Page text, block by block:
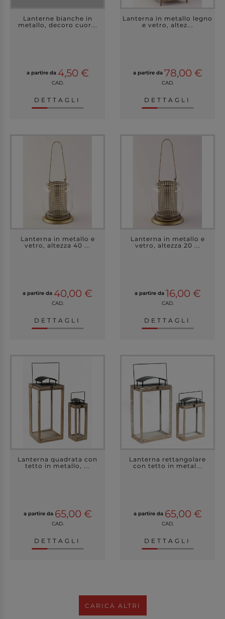
Lanterne bianche in
metallo, decoro cuor...
a partire da 4,50 €
CAD.
DETTAGLI
Lanterna in metallo legno
e vetro, altez...
a partire da 78,00 €
CAD.
DETTAGLI
Lanterna in metallo e
vetro, altezza 40 ...
a partire da 40,00 €
CAD.
DETTAGLI
Lanterna in metallo e
vetro, altezza 20 ...
a partire da 16,00 €
CAD.
DETTAGLI
Lanterna quadrata con
tetto in metallo, ...
a partire da 65,00 €
CAD.
DETTAGLI
Lanterna rettangolare
con tetto in metal...
a partire da 65,00 €
CAD.
DETTAGLI
CARICA ALTRI